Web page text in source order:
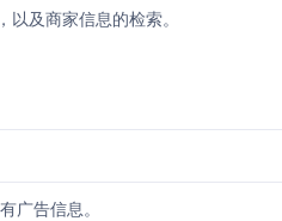
及商家信息的检索。
广告信息。